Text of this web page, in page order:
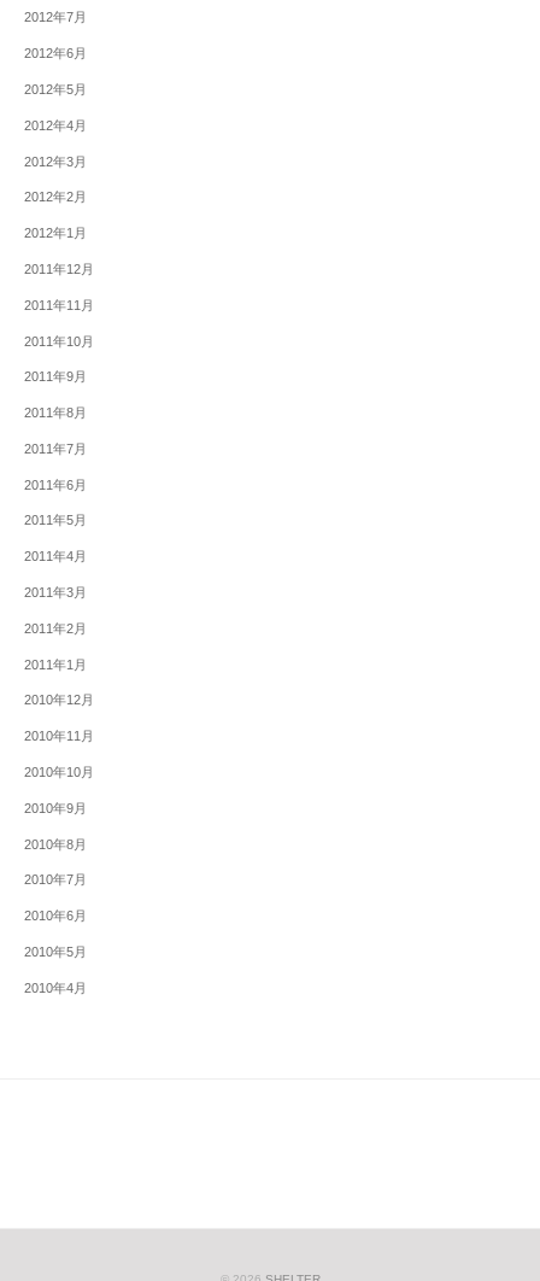
2012年7月
2012年6月
2012年5月
2012年4月
2012年3月
2012年2月
2012年1月
2011年12月
2011年11月
2011年10月
2011年9月
2011年8月
2011年7月
2011年6月
2011年5月
2011年4月
2011年3月
2011年2月
2011年1月
2010年12月
2010年11月
2010年10月
2010年9月
2010年8月
2010年7月
2010年6月
2010年5月
2010年4月